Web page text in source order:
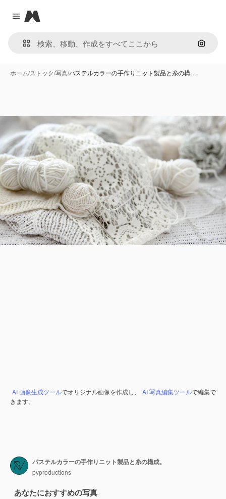
Close menu
Magnific
画像で
ホーム/ストック/写真/パステルカラーの手作りニット製品と糸の構…
AI 画像生成ツールでオリジナル画像を作成し、 AI 写真編集ツールで編集で
きます。
パステルカラーの手作りニット製品と糸の構成。
pvproductions
あなたにおすすめの写真